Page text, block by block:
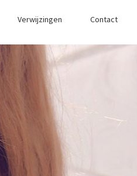
Verwijzingen Contact